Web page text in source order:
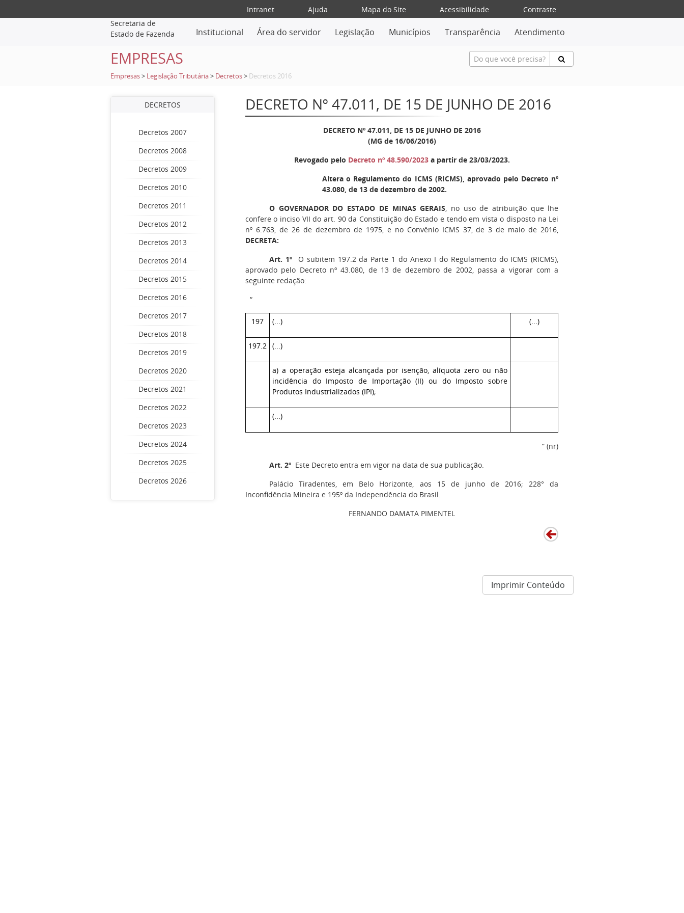
Intranet Ajuda Mapa do Site Acessibilidade
Contraste
Secretaria de
Estado de Fazenda
Institucional Área do servidor Legislação Municípios Transparência Atendimento
EMPRESAS
Empresas > Legislação Tributária > Decretos > Decretos 2016
DECRETOS
Decretos 2007
Decretos 2008
Decretos 2009
Decretos 2010
Decretos 2011
Decretos 2012
Decretos 2013
Decretos 2014
Decretos 2015
Decretos 2016
Decretos 2017
Decretos 2018
Decretos 2019
Decretos 2020
Decretos 2021
Decretos 2022
Decretos 2023
Decretos 2024
Decretos 2025
Decretos 2026
DECRETO Nº 47.011, DE 15 DE JUNHO DE 2016
DECRETO Nº 47.011, DE 15 DE JUNHO DE 2016
(MG de 16/06/2016)
Revogado pelo Decreto nº 48.590/2023a partir de 23/03/2023.
Altera o Regulamento do ICMS (RICMS), aprovado pelo Decreto nº
43.080, de 13 de dezembro de 2002.
O GOVERNADOR DO ESTADO DE MINAS GERAIS, no uso de atribuição que lhe
confere o inciso VII do art. 90 da Constituição do Estado e tendo em vista o disposto na Lei
nº 6.763, de 26 de dezembro de 1975, e no Convênio ICMS 37, de 3 de maio de 2016,
DECRETA:
Art. 1ºO subitem 197.2 da Parte 1 do Anexo I do Regulamento do ICMS (RICMS),
aprovado pelo Decreto nº 43.080, de 13 de dezembro de 2002, passa a vigorar com a
seguinte redação:
“
197 (...) (...)
197.2 (...)
a) a operação esteja alcançada por isenção, alíquota zero ou não
incidência do Imposto de Importação (II) ou do Imposto sobre
Produtos Industrializados (IPI);
(...)
” (nr)
Art. 2º Este Decreto entra em vigor na data de sua publicação.
Palácio Tiradentes, em Belo Horizonte, aos 15 de junho de 2016; 228° da
Inconfidência Mineira e 195º da Independência do Brasil.
FERNANDO DAMATA PIMENTEL
Imprimir Conteúdo